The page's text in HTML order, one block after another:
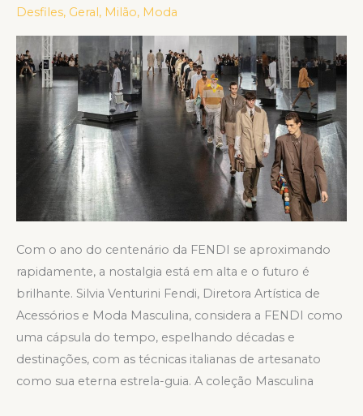
Desfiles, Geral , Milão, Moda
Com o ano do centenário da FENDI se aproximando
rapidamente, a nostalgia está em alta e o futuro é
brilhante. Silvia Venturini Fendi, Diretora Artística de
Acessórios e Moda Masculina, considera a FENDI como
uma cápsula do tempo, espelhando décadas e
destinações, com as técnicas italianas de artesanato
como sua eterna estrela-guia. A coleção Masculina
Masculina